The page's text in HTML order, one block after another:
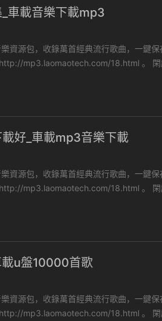
車載音樂下載mp3
18.html 。 閑談 來源：怎樣下載
好_車載mp3音樂下載
18.html 。 閑談 來源：車載勁爆
u盤10000首歌
18.html 。 閑談 來源：好聽車載